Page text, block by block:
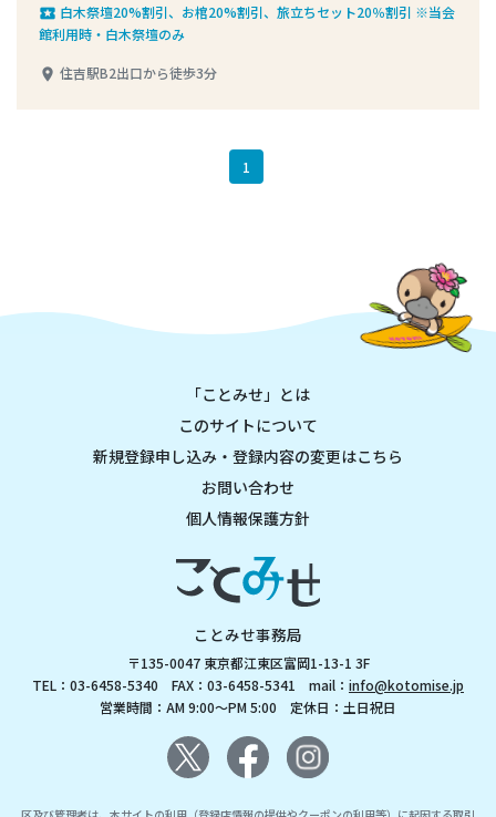
local_play 白木祭壇20%割引、お棺20%割引、旅立ちセット20％割引 ※当会
館利用時・白木祭壇のみ
place 住吉駅B2出口から徒歩3分
1
「ことみせ」とは
このサイトについて
新規登録申し込み・登録内容の変更はこちら
お問い合わせ
個人情報保護方針
ことみせ事務局
〒135-0047 東京都江東区富岡1-13-1 3F
TEL：03-6458-5340 FAX：03-6458-5341 mail： info@kotomise.jp
営業時間：AM 9:00～PM 5:00 定休日：土日祝日